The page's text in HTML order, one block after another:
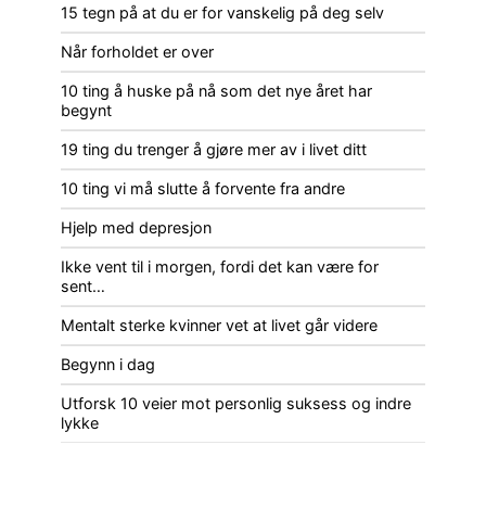
15 tegn på at du er for vanskelig på deg selv
Når forholdet er over
10 ting å huske på nå som det nye året har
begynt
19 ting du trenger å gjøre mer av i livet ditt
10 ting vi må slutte å forvente fra andre
Hjelp med depresjon
Ikke vent til i morgen, fordi det kan være for
sent…
Mentalt sterke kvinner vet at livet går videre
Begynn i dag
Utforsk 10 veier mot personlig suksess og indre
lykke